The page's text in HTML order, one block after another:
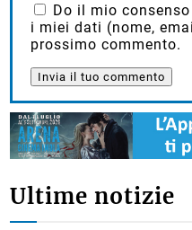
Do il mio
i miei dati (nome,
prossimo commento.
Ultime notizie